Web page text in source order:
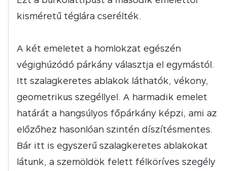
kisméretű téglára cserélték.
A két emeletet a homlokzat egészén
végighúzódó párkány választja el egymástól.
Itt szalagkeretes ablakok láthatók, vékony,
geometrikus szegéllyel. A harmadik emelet
határát a hangsúlyos főpárkány képzi, ami az
előzőhez hasonlóan szintén díszítésmentes.
Bár itt is egyszerű szalagkeretes ablakokat
látunk, a szemöldök felett félköríves szegély